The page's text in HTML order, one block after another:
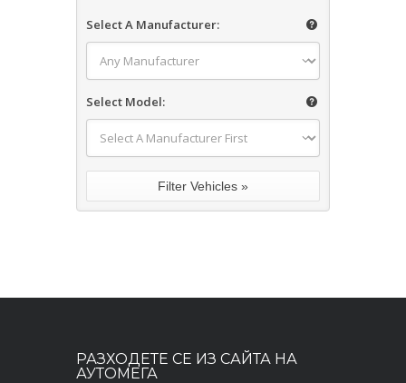
Select A Manufacturer:
Select Model:
РАЗХОДЕТЕ СЕ ИЗ САЙТА НА
АУТОМЕГА